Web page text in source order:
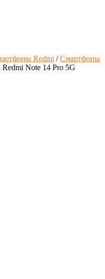
Redmi /Смартфоны
Note 14 Pro 5G